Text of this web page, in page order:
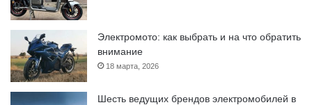
Электромото: как выбрать и на что обратить
внимание
18 марта, 2026
Шесть ведущих брендов электромобилей в